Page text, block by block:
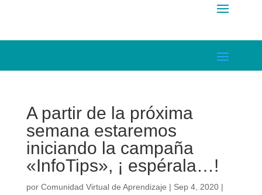
A partir de la próxima
semana estaremos
iniciando la campaña
«InfoTips», ¡ espérala…!
por Comunidad Virtual de Aprendizaje | Sep 4, 2020|